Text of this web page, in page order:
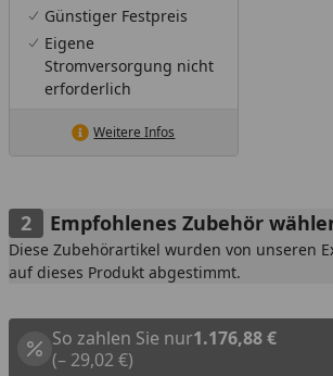
Günstiger Festpreis
Eigene
Stromversorgung nicht
erforderlich
Weitere Infos
Empfohlenes Zubehör
Diese Zubehörartikel wurden von unseren
auf dieses Produkt abgestimmt.
So zahlen Sie nur1.176,88 €
(– 29,02 €)